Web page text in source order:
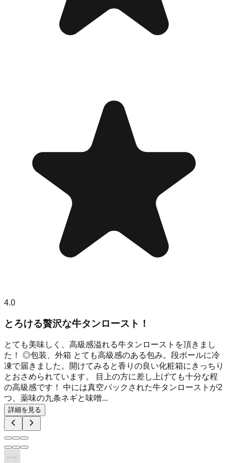
4.0
とろける贅沢な牛タンロースト！
とても美味しく、高級感溢れる牛タンローストを頂きまし
た！ ◎包装、外箱 とても高級感のある包み。段ボールに冷
凍で届きました。開けてみると香りの良い化粧箱にきっちり
とおさめられています。 目上の方に差し上げても十分な程
の高級感です！ 中には真空パックされた牛タンローストが2
つ、薬味の九条ネギと味噌...
詳細を見る